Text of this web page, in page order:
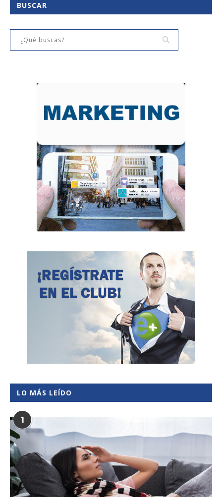
BUSCAR
LO MÁS LEÍDO
1